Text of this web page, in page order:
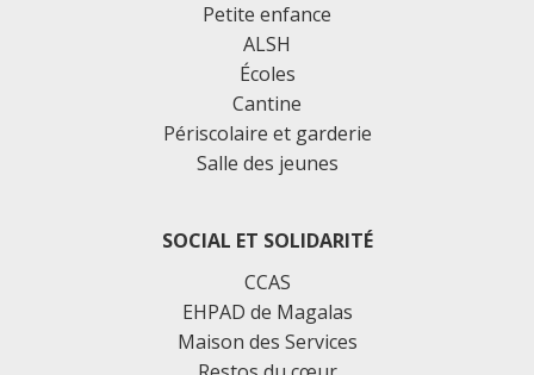
Petite enfance
ALSH
Écoles
Cantine
Périscolaire et garderie
Salle des jeunes
SOCIAL ET SOLIDARITÉ
CCAS
EHPAD de Magalas
Maison des Services